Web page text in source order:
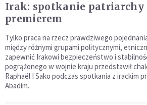
Irak: spotkanie patriarchy
premierem
Tylko praca na rzecz prawdziwego
między różnymi grupami politycznymi,
zapewnić Irakowi bezpieczeństwo i
pogrążonego w wojnie kraju przedstawił
Raphaël I Sako podczas spotkania z irackim
Abadim.